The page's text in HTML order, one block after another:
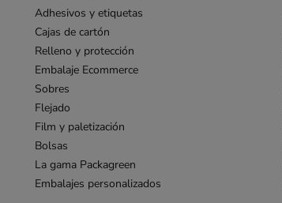
Adhesivos y etiquetas
Cajas de cartón
Relleno y protección
Embalaje Ecommerce
Sobres
Flejado
Film y paletización
Bolsas
La gama Packagreen
Embalajes personalizados